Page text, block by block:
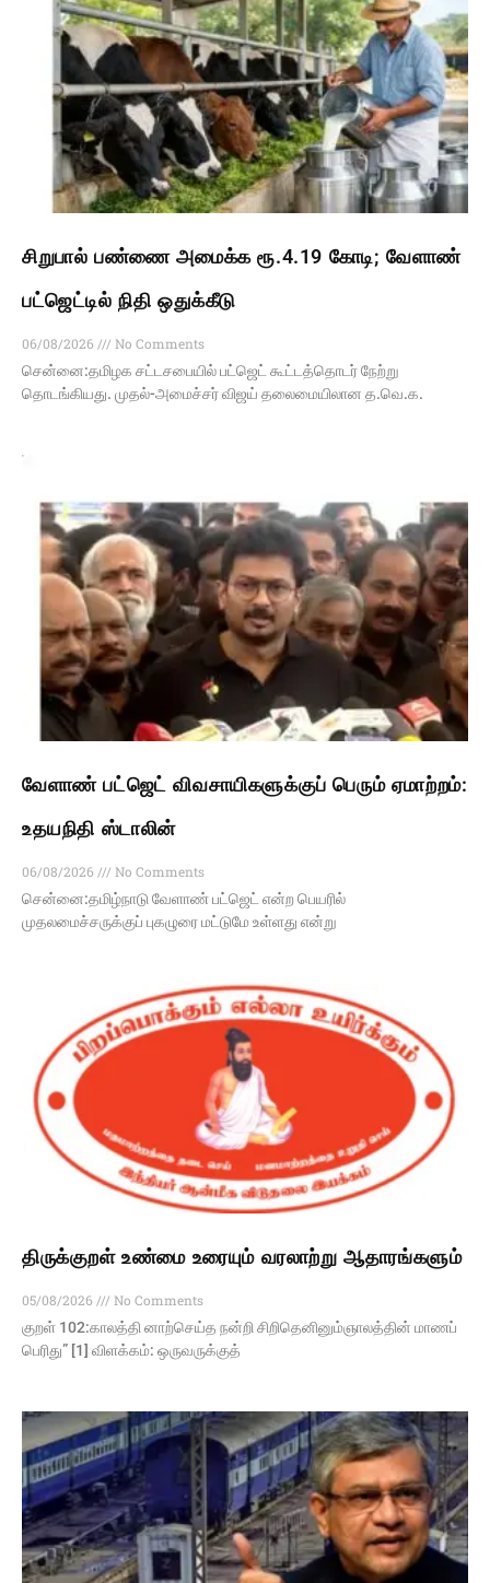
சிறுபால் பண்ணை அமைக்க ரூ.4.19 கோடி; வேளாண்
பட்ஜெட்டில் நிதி ஒதுக்கீடு
06/08/2026
No Comments
சென்னை:தமிழக சட்டசபையில் பட்ஜெட் கூட்டத்தொடர் நேற்று
தொடங்கியது. முதல்-அமைச்சர் விஜய் தலைமையிலான த.வெ.க.
வேளாண் பட்ஜெட் விவசாயிகளுக்குப் பெரும் ஏமாற்றம்:
உதயநிதி ஸ்டாலின்
06/08/2026
No Comments
சென்னை:தமிழ்நாடு வேளாண் பட்ஜெட் என்ற பெயரில்
முதலமைச்சருக்குப் புகழுரை மட்டுமே உள்ளது என்று
திருக்குறள் உண்மை உரையும் வரலாற்று ஆதாரங்களும்
05/08/2026
No Comments
குறள் 102:காலத்தி னாற்செய்த நன்றி சிறிதெனினும்ஞாலத்தின் மாணப்
பெரிது” [1] விளக்கம்: ஒருவருக்குத்